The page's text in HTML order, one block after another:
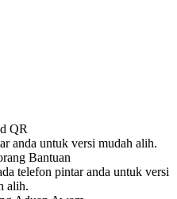
anda untuk versi mudah alih.
telefon pintar anda untuk versi
alih.